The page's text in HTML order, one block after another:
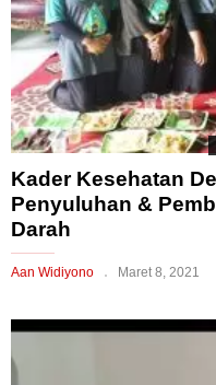
Kader Kesehatan
Penyuluhan &
Darah
Aan Widiyono Maret 8, 2021